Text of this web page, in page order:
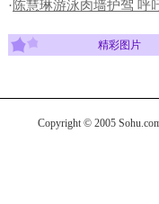
·陈慧琳游泳肉墙护驾 呼
精彩图片
Copyright © 2005